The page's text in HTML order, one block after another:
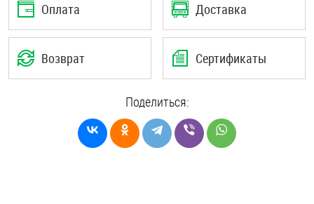
Оплата Доставка
Возврат Сертификаты
Поделиться: